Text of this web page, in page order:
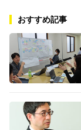
おすすめ記事